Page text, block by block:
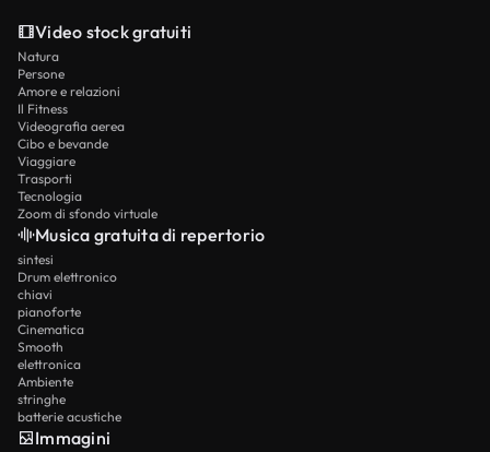
Video stock gratuiti
Natura
Persone
Amore e relazioni
Il Fitness
Videografia aerea
Cibo e bevande
Viaggiare
Trasporti
Tecnologia
Zoom di sfondo virtuale
Musica gratuita di repertorio
sintesi
Drum elettronico
chiavi
pianoforte
Cinematica
Smooth
elettronica
Ambiente
stringhe
batterie acustiche
Immagini